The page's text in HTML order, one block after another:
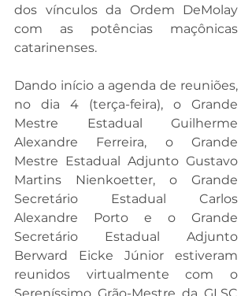
dos vínculos da Ordem DeMolay
com as potências maçônicas
catarinenses.
Dando início a agenda de reuniões,
no dia 4 (terça-feira), o Grande
Mestre Estadual Guilherme
Alexandre Ferreira, o Grande
Mestre Estadual Adjunto Gustavo
Martins Nienkoetter, o Grande
Secretário Estadual Carlos
Alexandre Porto e o Grande
Secretário Estadual Adjunto
Berward Eicke Júnior estiveram
reunidos virtualmente com o